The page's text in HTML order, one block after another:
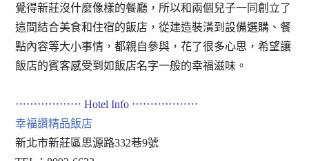
覺得新莊沒什麼像樣的餐廳，所以和兩個兒子一同創立了
這間結合美食和住宿的飯店，從建造裝潢到設備選購、餐
點內容等大小事情，都親自參與，花了很多心思，希望讓
飯店的賓客感受到如飯店名字一般的幸福滋味。
⋯⋯⋯⋯⋯⋯ Hotel Info ⋯⋯⋯⋯⋯⋯
幸福讚精品飯店
新北市新莊區思源路332巷9號